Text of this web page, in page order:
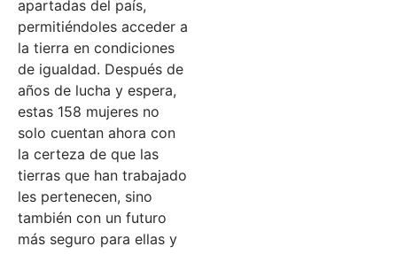
apartadas del país,
permitiéndoles acceder a
la tierra en condiciones
de igualdad. Después de
años de lucha y espera,
estas 158 mujeres no
solo cuentan ahora con
la certeza de que las
tierras que han trabajado
les pertenecen, sino
también con un futuro
más seguro para ellas y